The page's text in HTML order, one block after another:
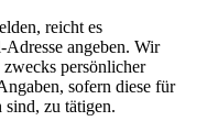
reicht es
angeben. Wir
persönlicher
sofern diese für
zu tätigen.